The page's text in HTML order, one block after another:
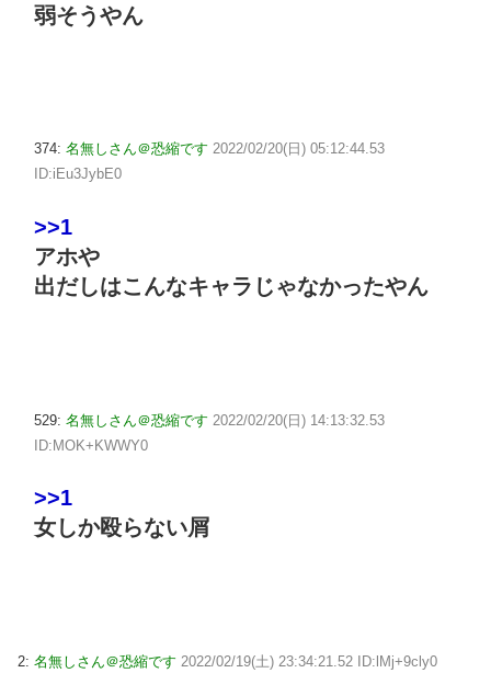
弱そうやん
374: 名無しさん＠恐縮です 2022/02/20(日) 05:12:44.53
ID:iEu3JybE0
>>1
アホや
出だしはこんなキャラじゃなかったやん
529: 名無しさん＠恐縮です 2022/02/20(日) 14:13:32.53
ID:MOK+KWWY0
>>1
女しか殴らない屑
2: 名無しさん＠恐縮です 2022/02/19(土) 23:34:21.52 ID:lMj+9cly0